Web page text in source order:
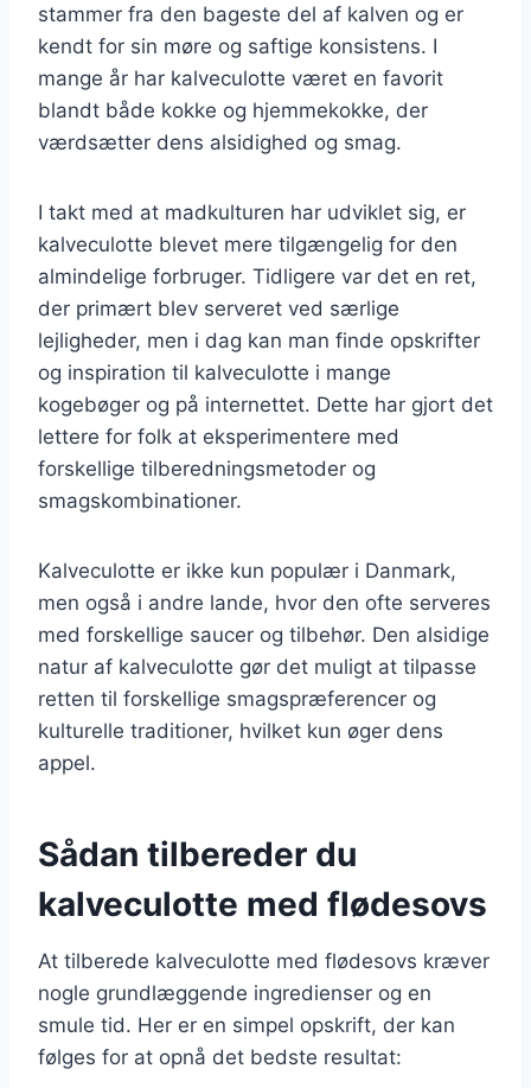
stammer fra den bageste del af kalven og er
kendt for sin møre og saftige konsistens. I
mange år har kalveculotte været en favorit
blandt både kokke og hjemmekokke, der
værdsætter dens alsidighed og smag.
I takt med at madkulturen har udviklet sig, er
kalveculotte blevet mere tilgængelig for den
almindelige forbruger. Tidligere var det en ret,
der primært blev serveret ved særlige
lejligheder, men i dag kan man finde opskrifter
og inspiration til kalveculotte i mange
kogebøger og på internettet. Dette har gjort det
lettere for folk at eksperimentere med
forskellige tilberedningsmetoder og
smagskombinationer.
Kalveculotte er ikke kun populær i Danmark,
men også i andre lande, hvor den ofte serveres
med forskellige saucer og tilbehør. Den alsidige
natur af kalveculotte gør det muligt at tilpasse
retten til forskellige smagspræferencer og
kulturelle traditioner, hvilket kun øger dens
appel.
Sådan tilbereder du
kalveculotte med flødesovs
At tilberede kalveculotte med flødesovs kræver
nogle grundlæggende ingredienser og en
smule tid. Her er en simpel opskrift, der kan
følges for at opnå det bedste resultat: